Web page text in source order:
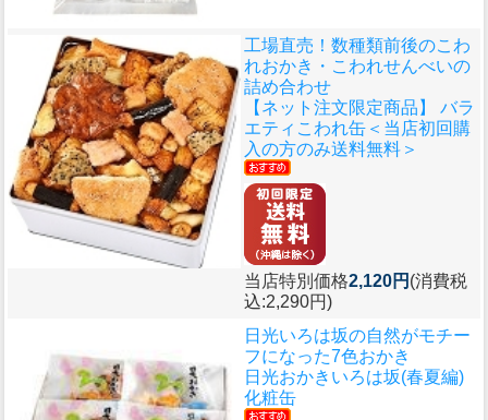
工場直売！数種類前後のこわ
れおかき・こわれせんべいの
詰め合わせ
【ネット注文限定商品】 バラ
エティこわれ缶＜当店初回購
入の方のみ送料無料＞
当店特別価格2,120円 (消費税
込:2,290円)
日光いろは坂の自然がモチー
フになった7色おかき
日光おかきいろは坂(春夏編)
化粧缶